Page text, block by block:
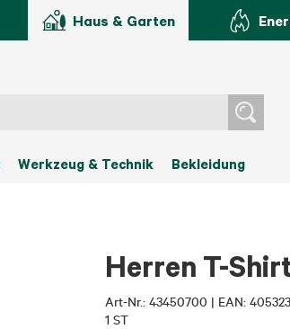
Haus & Garten
Werkzeug & Technik Bekleidung
Herren T-
Art-Nr.: 43450700 | EAN:
1 ST